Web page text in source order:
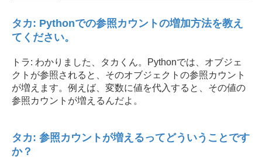
タカ: Pythonでの参照カウントの増加方法を教え
てください。
トラ: わかりました、タカくん。Pythonでは、オブジェ
クトが参照されると、そのオブジェクトの参照カウント
が増えます。例えば、変数に値を代入すると、その値の
参照カウントが増えるんだよ。
タカ: 参照カウントが増えるってどういうことです
か？